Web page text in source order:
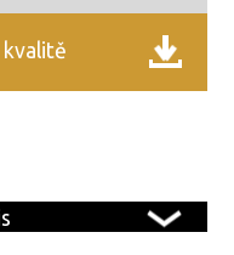
kvalitě